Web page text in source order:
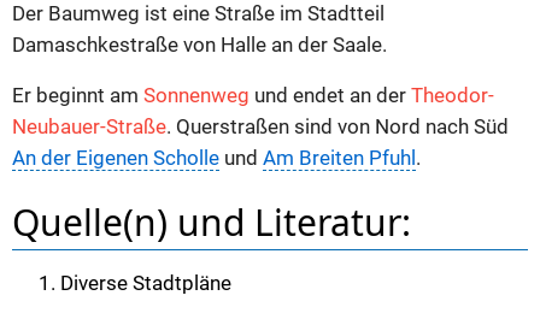
Der Baumweg ist eine Straße im Stadtteil
Damaschkestraße von Halle an der Saale.
Er beginnt am Sonnenweg und endet an der Theodor-
Neubauer-Straße. Querstraßen sind von Nord nach Süd
An der Eigenen Scholle und Am Breiten Pfuhl .
Quelle(n) und Literatur:
Diverse Stadtpläne